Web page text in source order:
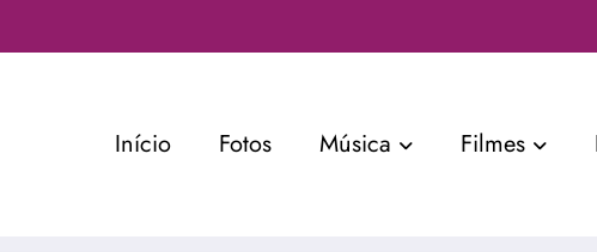
Início Fotos Música Filmes